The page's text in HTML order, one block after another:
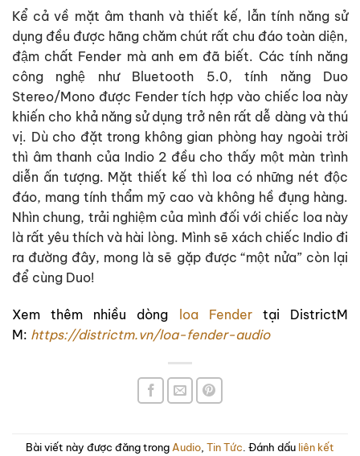
Kể cả về mặt âm thanh và thiết kế, lẫn tính năng sử
dụng đều được hãng chăm chút rất chu đáo toàn diện,
đậm chất Fender mà anh em đã biết. Các tính năng
công nghệ như Bluetooth 5.0, tính năng Duo
Stereo/Mono được Fender tích hợp vào chiếc loa này
khiến cho khả năng sử dụng trở nên rất dễ dàng và thú
vị. Dù cho đặt trong không gian phòng hay ngoài trời
thì âm thanh của Indio 2 đều cho thấy một màn trình
diễn ấn tượng. Mặt thiết kế thì loa có những nét độc
đáo, mang tính thẩm mỹ cao và không hề đụng hàng.
Nhìn chung, trải nghiệm của mình đối với chiếc loa này
là rất yêu thích và hài lòng. Mình sẽ xách chiếc Indio đi
ra đường đây, mong là sẽ gặp được “một nửa” còn lại
để cùng Duo!
Xem thêm nhiều dòng loa Fendertại DistrictM
M: https://districtm.vn/loa-fender-audio
Bài viết này được đăng trongAudio, Tin Tức. Đánh dấu liên kết